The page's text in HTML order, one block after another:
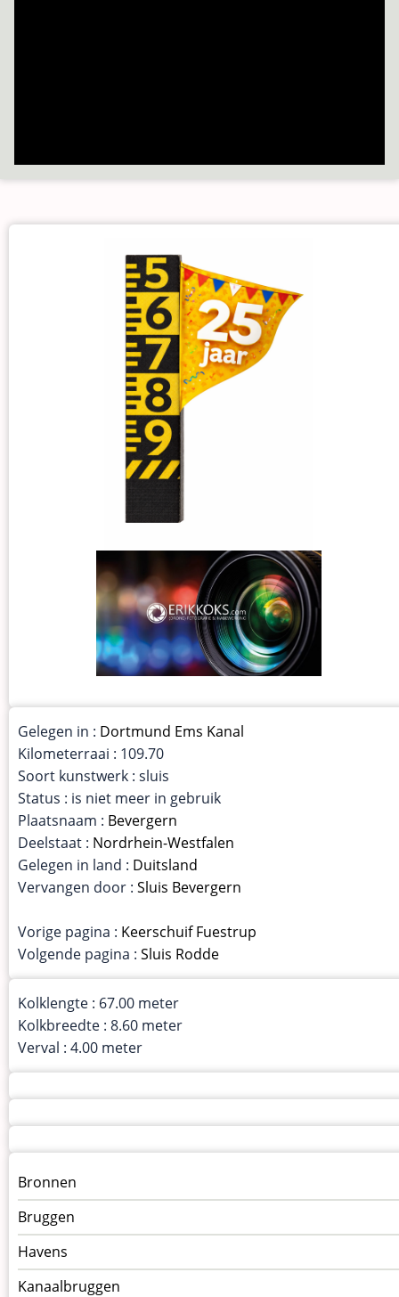
Gelegen in : Dortmund Ems Kanal
Kilometerraai : 109.70
Soort kunstwerk : sluis
Status : is niet meer in gebruik
Plaatsnaam : Bevergern
Deelstaat : Nordrhein-Westfalen
Gelegen in land : Duitsland
Vervangen door : Sluis Bevergern
Vorige pagina : Keerschuif Fuestrup
Volgende pagina : Sluis Rodde
Kolklengte : 67.00 meter
Kolkbreedte : 8.60 meter
Verval : 4.00 meter
Menu
kunstwerken
op
kunstwerkpagina
Bronnen
Bruggen
Havens
Kanaalbruggen